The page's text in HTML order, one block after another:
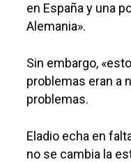
en España y una
Alemania».
Sin embargo,
problemas eran a
problemas.
Eladio echa en
no se cambia la